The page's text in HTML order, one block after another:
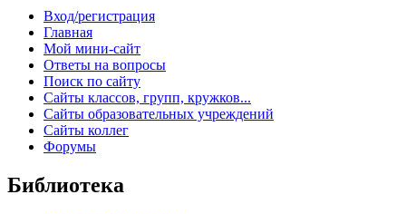
Вход/регистрация
Главная
Мой мини-сайт
Ответы на вопросы
Поиск по сайту
Сайты классов, групп, кружков...
Сайты образовательных учреждений
Сайты коллег
Форумы
Библиотека